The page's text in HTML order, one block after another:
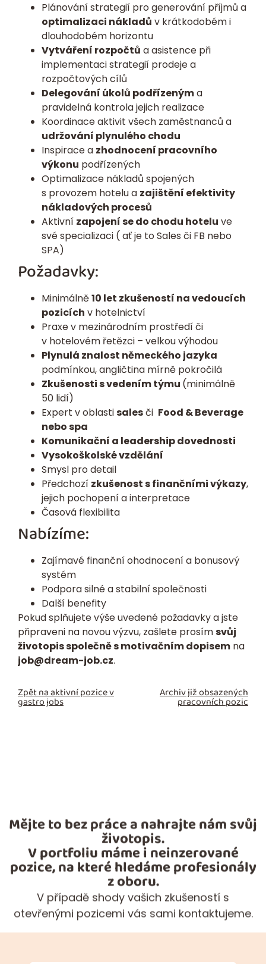
Plánování strategií pro generování příjmů a
optimalizaci nákladů v krátkodobém i
dlouhodobém horizontu
Vytváření rozpočtů a asistence při
implementaci strategií prodeje a
rozpočtových cílů
Delegování úkolů podřízenýma
pravidelná kontrola jejich realizace
Koordinace aktivit všech zaměstnanců a
udržování plynulého chodu
Inspirace a zhodnocení pracovního
výkonu podřízených
Optimalizace nákladů spojených
s provozem hotelu a zajištění efektivity
nákladových procesů
Aktivní zapojení se do chodu hotelu ve
své specializaci ( ať je to Sales či FB nebo
SPA)
Požadavky:
Minimálně10 let zkušeností na vedoucích
pozicích v hotelnictví
Praxe v mezinárodním prostředí či
v hotelovém řetězci – velkou výhodou
Plynulá znalost německého jazyka
podmínkou, angličtina mírně pokročilá
Zkušenosti s vedením týmu (minimálně
50 lidí)
Expert v oblastisalesči Food & Beverage
nebo spa
Komunikační a leadership dovednosti
Vysokoškolské vzdělání
Smysl pro detail
Předchozí zkušenost s finančními výkazy,
jejich pochopení a interpretace
Časová flexibilita
Nabízíme:
Zajímavé finanční ohodnocení a bonusový
systém
Podpora silné a stabilní společnosti
Další benefity
Pokud splňujete výše uvedené požadavky a jste
připraveni na novou výzvu, zašlete prosímsvůj
životopis společně s motivačním dopisem na
job@dream-job.cz.
Zpět na aktivní pozice v
gastro jobs
Archiv již obsazených
pracovních pozic
Mějte to bez práce a nahrajte nám svůj
životopis.
V portfoliu máme i neinzerované
pozice, na které hledáme profesionály
z oboru.
V případě shody vašich zkušeností s
otevřenými pozicemi vás sami kontaktujeme.